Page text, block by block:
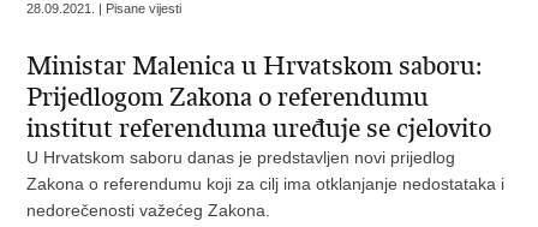
28.09.2021. | Pisane vijesti
Ministar Malenica u Hrvatskom saboru:
Prijedlogom Zakona o referendumu
institut referenduma uređuje se cjelovito
U Hrvatskom saboru danas je predstavljen novi prijedlog
Zakona o referendumu koji za cilj ima otklanjanje nedostataka i
nedorečenosti važećeg Zakona.